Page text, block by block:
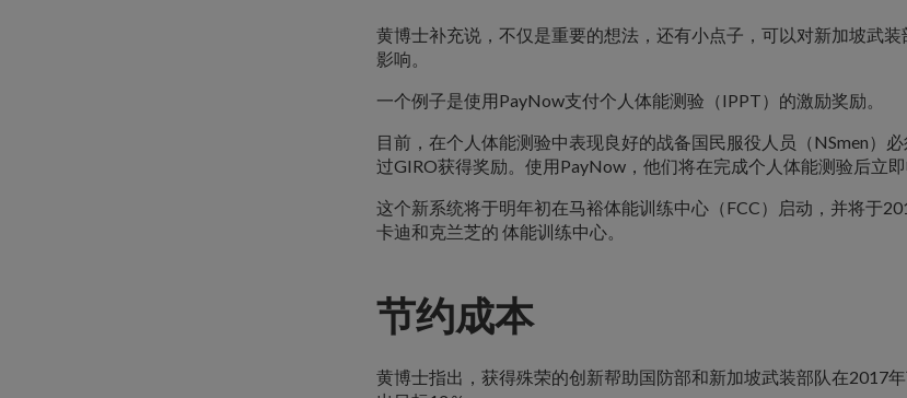
黄博士补充说，不仅是重要的想法，还有小点子，可以对新加坡武
影响。
一个例子是使用PayNow支付个人体能测验（IPPT）的激励奖励。
目前，在个人体能测验中表现良好的战备国民服役人员（NSmen）
过GIRO获得奖励。使用PayNow，他们将在完成个人体能测验后立即
这个新系统将于明年初在马裕体能训练中心（FCC）启动，并将于
卡迪和克兰芝的 体能训练中心。
节约成本
黄博士指出，获得殊荣的创新帮助国防部和新加坡武装部队在2017